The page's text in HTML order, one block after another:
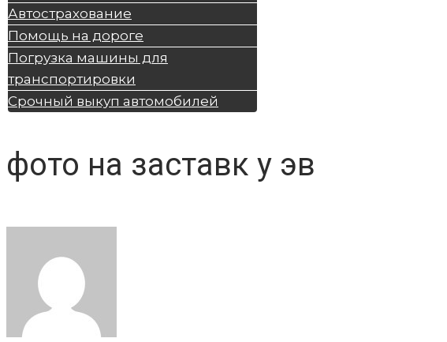
Автострахование
Помощь на дороге
Погрузка машины для
транспортировки
Срочный выкуп автомобилей
фото на заставк у эв